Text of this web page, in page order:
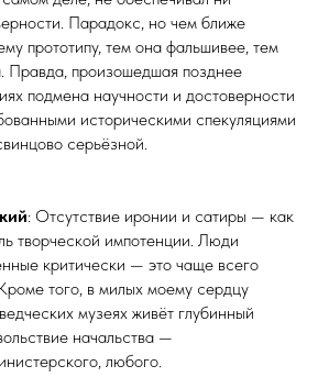
Парадокс, но чем ближе
прототипу, тем она фальшивее, тем
Правда, произошедшая позднее
подмена научности и достоверности
историческими спекуляциями
серьёзной.
: Отсутствие иронии и сатиры — как
творческой импотенции. Люди
критически — это чаще всего
того, в милых моему сердцу
музеях живёт глубинный
начальства —
любого.